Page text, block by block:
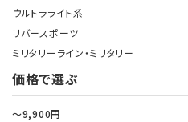
ウルトラライト系
リバースポーツ
ミリタリーライン・ミリタリー
価格で選ぶ
～9,900円